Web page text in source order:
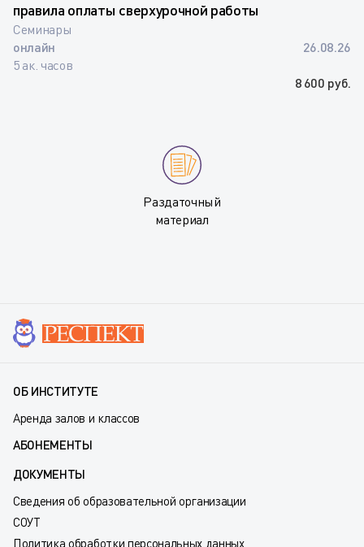
правила оплаты сверхурочной работы
Семинары
онлайн
5 ак. часов
26.08.26
8 600 руб.
Раздаточный
материал
ОБ ИНСТИТУТЕ
Аренда залов и классов
АБОНЕМЕНТЫ
ДОКУМЕНТЫ
Сведения об образовательной организации
СОУТ
Политика обработки персональных данных